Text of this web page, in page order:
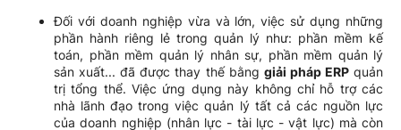
Đối với doanh nghiệp vừa và lớn, việc sử dụng những
phần hành riêng lẻ trong quản lý như: phần mềm kế
toán, phần mềm quản lý nhân sự, phần mềm quản lý
sản xuất... đã được thay thế bằng giải pháp ERPquản
trị tổng thể. Việc ứng dụng này không chỉ hỗ trợ các
nhà lãnh đạo trong việc quản lý tất cả các nguồn lực
của doanh nghiệp (nhân lực - tài lực - vật lực) mà còn